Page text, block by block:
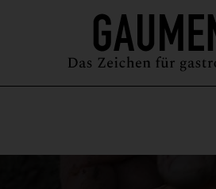
MAGAZIN GUIDE PODCAST